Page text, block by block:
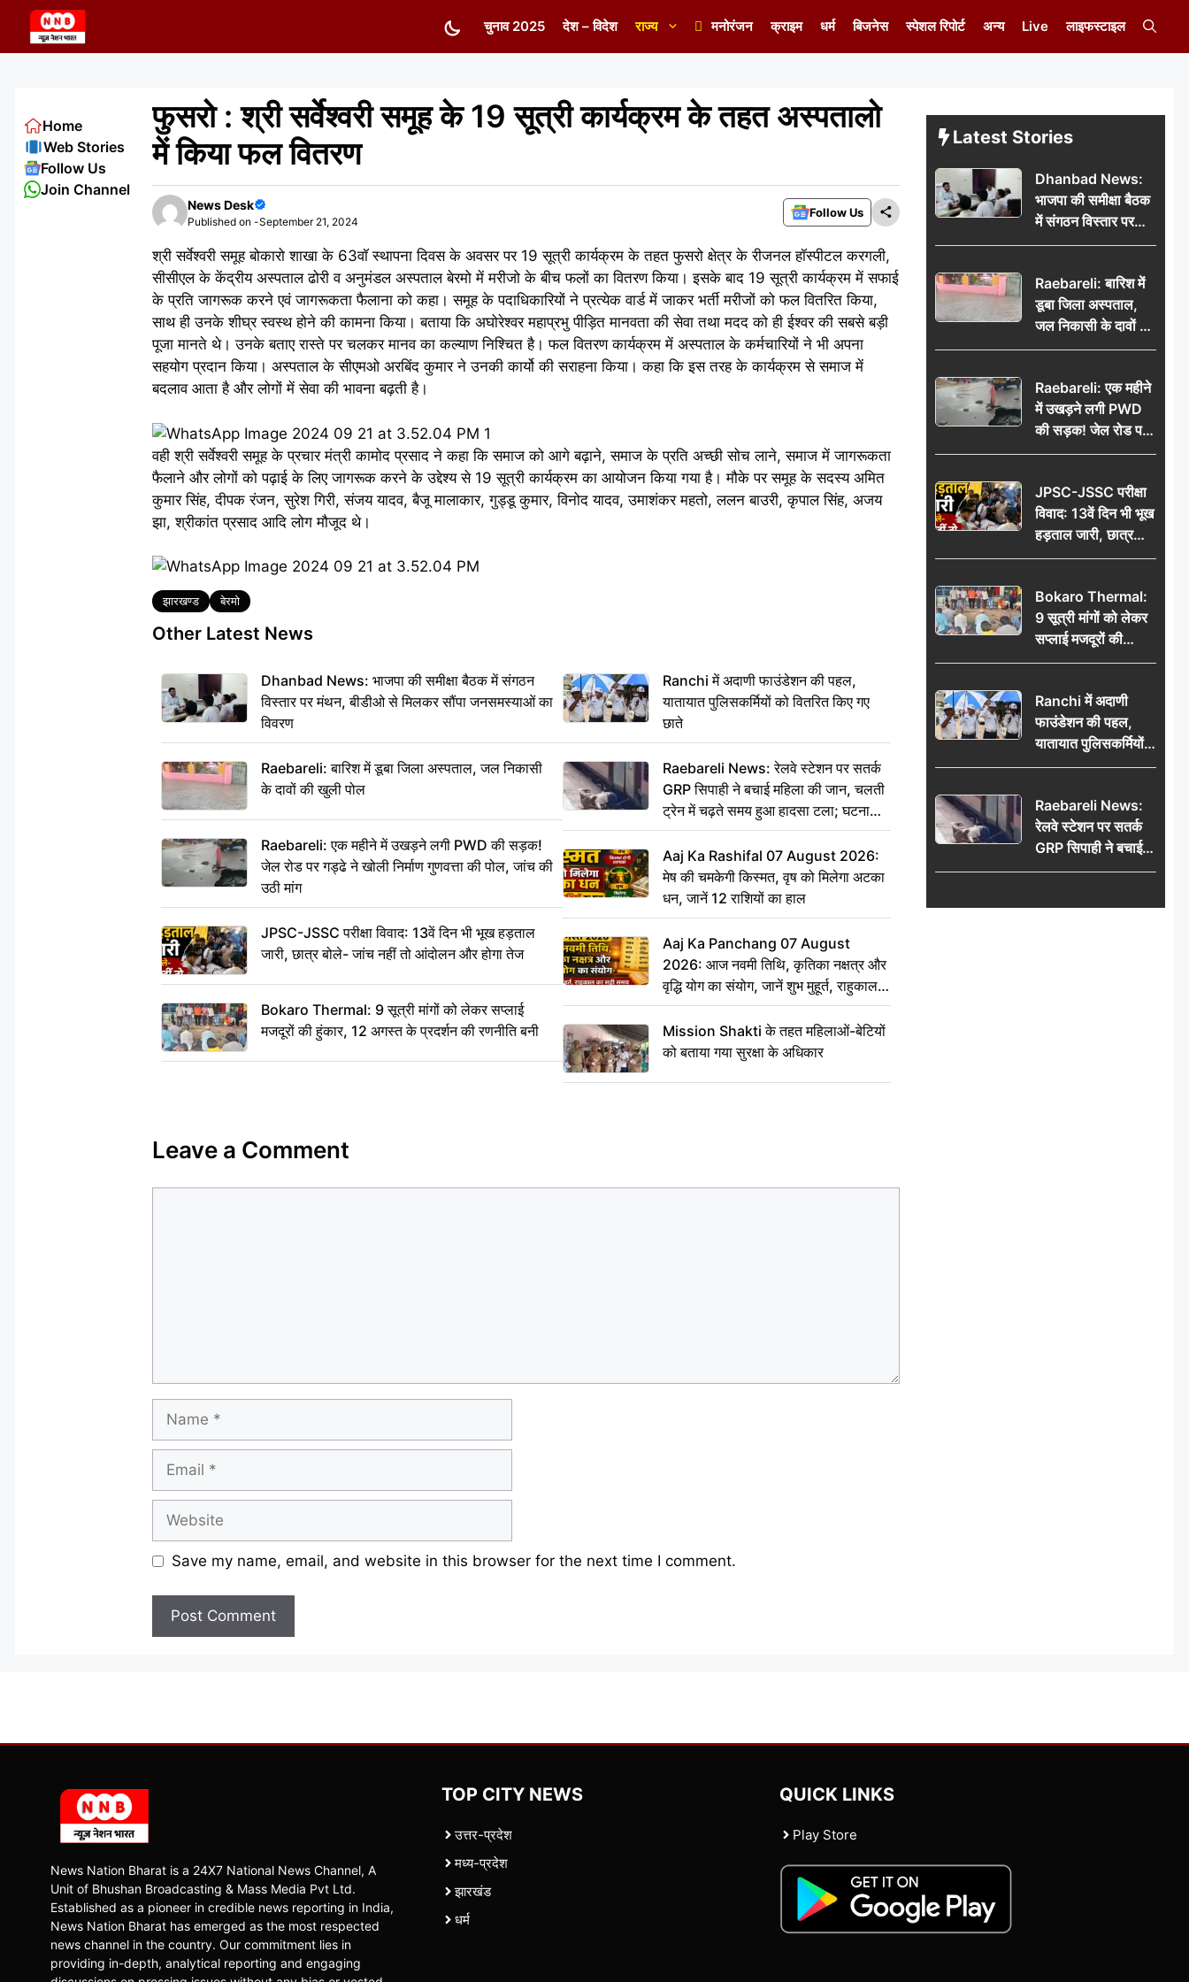
content
चुनाव 2025 देश – विदेश राज्य मनोरंजन क्राइम धर्म बिजनेस स्पेशल रिपोर्ट अन्य Live लाइफस्टाइल
फुसरो : श्री सर्वेश्वरी समूह के 19 सूत्री कार्यक्रम के तहत अस्पतालो
में किया फल वितरण
News Desk
Published on -September 21, 2024
Follow Us
श्री सर्वेश्वरी समूह बोकारो शाखा के 63वॉ स्थापना दिवस के अवसर पर 19 सूत्री कार्यक्रम के तहत फुसरो क्षेत्र के रीजनल हॉस्पीटल करगली,
सीसीएल के केंद्रीय अस्पताल ढोरी व अनुमंडल अस्पताल बेरमो में मरीजो के बीच फलों का वितरण किया। इसके बाद 19 सूत्री कार्यक्रम में सफाई
के प्रति जागरूक करने एवं जागरूकता फैलाना को कहा। समूह के पदाधिकारियों ने प्रत्येक वार्ड में जाकर भर्ती मरीजों को फल वितरित किया,
साथ ही उनके शीघ्र स्वस्थ होने की कामना किया। बताया कि अघोरेश्वर महाप्रभु पीड़ित मानवता की सेवा तथा मदद को ही ईश्वर की सबसे बड़ी
पूजा मानते थे। उनके बताए रास्ते पर चलकर मानव का कल्याण निश्चित है। फल वितरण कार्यक्रम में अस्पताल के कर्मचारियों ने भी अपना
सहयोग प्रदान किया। अस्पताल के सीएमओ अरबिंद कुमार ने उनकी कार्यो की सराहना किया। कहा कि इस तरह के कार्यक्रम से समाज में
बदलाव आता है और लोगों में सेवा की भावना बढ़ती है।
वही श्री सर्वेश्वरी समूह के प्रचार मंत्री कामोद प्रसाद ने कहा कि समाज को आगे बढ़ाने, समाज के प्रति अच्छी सोच लाने, समाज में जागरूकता
फैलाने और लोगों को पढ़ाई के लिए जागरूक करने के उद्देश्य से 19 सूत्री कार्यक्रम का आयोजन किया गया है। मौके पर समूह के सदस्य अमित
कुमार सिंह, दीपक रंजन, सुरेश गिरी, संजय यादव, बैजू मालाकार, गुड्डू कुमार, विनोद यादव, उमाशंकर महतो, ललन बाउरी, कृपाल सिंह, अजय
झा, श्रीकांत प्रसाद आदि लोग मौजूद थे।
Tags
झारखण्ड बेरमो
Other Latest News
Dhanbad News: भाजपा की समीक्षा बैठक में संगठन
विस्तार पर मंथन, बीडीओ से मिलकर सौंपा जनसमस्याओं का
विवरण
Raebareli: बारिश में डूबा जिला अस्पताल, जल निकासी
के दावों की खुली पोल
Raebareli: एक महीने में उखड़ने लगी PWD की सड़क!
जेल रोड पर गड्ढे ने खोली निर्माण गुणवत्ता की पोल, जांच की
उठी मांग
JPSC-JSSC परीक्षा विवाद: 13वें दिन भी भूख हड़ताल
जारी, छात्र बोले- जांच नहीं तो आंदोलन और होगा तेज
Bokaro Thermal: 9 सूत्री मांगों को लेकर सप्लाई
मजदूरों की हुंकार, 12 अगस्त के प्रदर्शन की रणनीति बनी
Ranchi में अदाणी फाउंडेशन की पहल,
यातायात पुलिसकर्मियों को वितरित किए गए
छाते
Raebareli News: रेलवे स्टेशन पर सतर्क
GRP सिपाही ने बचाई महिला की जान, चलती
ट्रेन में चढ़ते समय हुआ हादसा टला; घटना
CCTV में कैद
Aaj Ka Rashifal 07 August 2026:
मेष की चमकेगी किस्मत, वृष को मिलेगा अटका
धन, जानें 12 राशियों का हाल
Aaj Ka Panchang 07 August
2026: आज नवमी तिथि, कृतिका नक्षत्र और
वृद्धि योग का संयोग, जानें शुभ मुहूर्त, राहुकाल
का सही समय
Mission Shakti के तहत महिलाओं-बेटियों
को बताया गया सुरक्षा के अधिकार
Leave a Comment
Name
Email
Website
Save my name, email, and website in this browser for the next time I comment.
Home
Web Stories
Follow Us
Join Channel
Latest Stories
Dhanbad News:
भाजपा की समीक्षा बैठक
में संगठन विस्तार पर
मंथन, बीडीओ से
जनसमस्याओं का विवरण
Raebareli: बारिश में
डूबा जिला अस्पताल,
जल निकासी के दावों की
खुली पोल
Raebareli: एक महीने
में उखड़ने लगी PWD
की सड़क! जेल रोड पर
गड्ढे ने खोली निर्माण
की उठी मांग
JPSC-JSSC परीक्षा
विवाद: 13वें दिन भी भूख
हड़ताल जारी, छात्र
बोले- जांच नहीं तो
Bokaro Thermal:
9 सूत्री मांगों को लेकर
सप्लाई मजदूरों की
हुंकार, 12 अगस्त के
Ranchi में अदाणी
फाउंडेशन की पहल,
यातायात पुलिसकर्मियों
को वितरित किए गए छाते
Raebareli News:
रेलवे स्टेशन पर सतर्क
GRP सिपाही ने बचाई
महिला की जान, चलती
हादसा टला; घटना
News Nation Bharat is a 24X7 National News Channel, A
Unit of Bhushan Broadcasting & Mass Media Pvt Ltd.
Established as a pioneer in credible news reporting in India,
News Nation Bharat has emerged as the most respected
news channel in the country. Our commitment lies in
providing in-depth, analytical reporting and engaging
TOP CITY NEWS
उत्तर-प्रदेश
मध्य-प्रदेश
झारखंड
धर्म
QUICK LINKS
Play Store